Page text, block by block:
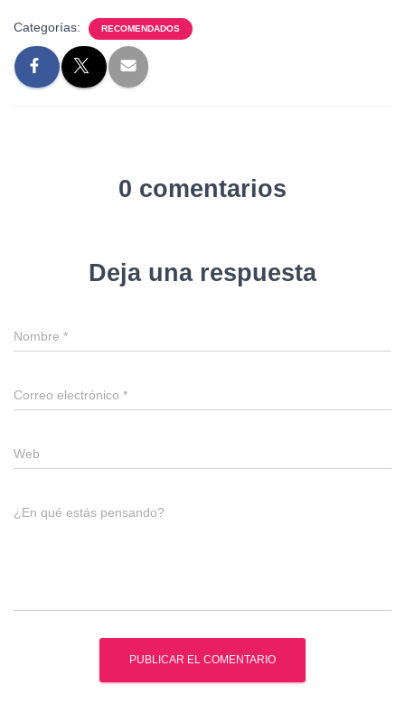
Categorías: RECOMENDADOS
0 comentarios
Deja una respuesta
Nombre *
Correo electrónico *
Web
¿En qué estás pensando?